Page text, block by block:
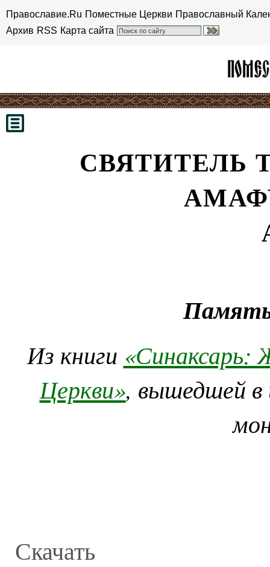
Православие.Ru Поместные Церкви Православный
Архив RSS Карта сайта
СВЯТИТЕЛЬ
Из книги «Синаксарь:
Церкви», вышедшей в
Скачать